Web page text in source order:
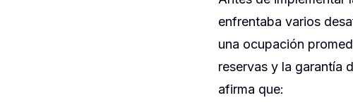
enfrentaba varios
una ocupación
reservas y la garantía
afirma que: